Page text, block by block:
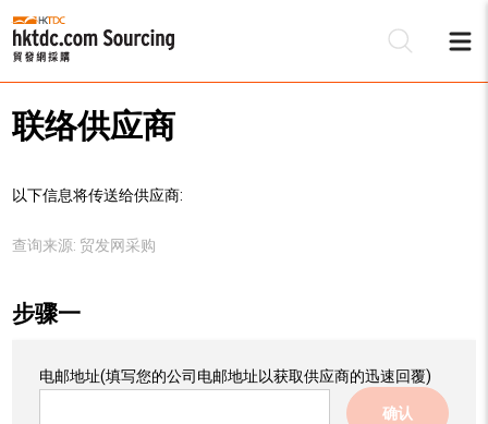
联络供应商
以下信息将传送给供应商:
查询来源: 贸发网采购
步骤一
电邮地址(填写您的公司电邮地址以获取供应商的迅速回覆)
确认